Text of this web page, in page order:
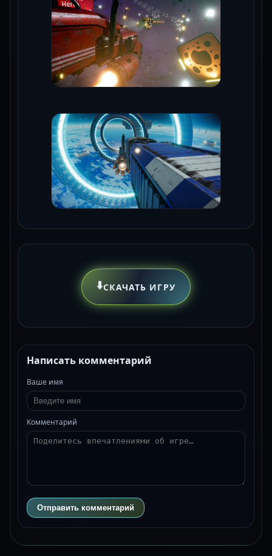
⬇️СКАЧАТЬ ИГРУ
Написать комментарий
Ваше имя
Комментарий
Отправить комментарий